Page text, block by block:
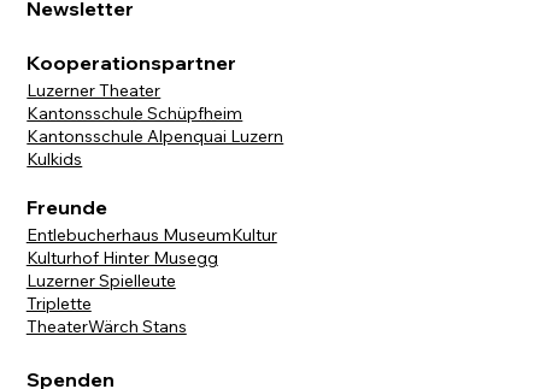
Newsletter
Kooperationspartner
Luzerner Theater
Kantonsschule Schüpfheim
Kantonsschule Alpenquai Luzern
Kulkids
Freunde
Entlebucherhaus MuseumKultur
Kulturhof Hinter Musegg
Luzerner Spielleute
Triplette
TheaterWärch Stans
Spenden